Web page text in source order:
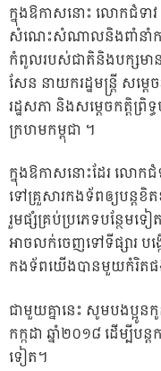
ក្នុងឱកាសនោះ​ លោកជំទា
សំណេះសំណាលនិងពាំនាំកា
កំពូលរបស់ជាតិនិងបក្សមា
សែន​ នាយករដ្ឋមន្រ្តី សម្
រដ្ឋសភា​ និងសម្តេចកត្តិព្
ក្រហមកម្ពុជា​ ។
ក្នុងឱកាសនោះដែរ​ លោកជំ
ទៅគ្រួសារកងទ័ពឲ្យបន្តខិ
រួមផ្សំគ្រប់ប្រភេទបន្ថែមទៀ
អាចលក់ចេញទៅទីផ្សារ ប
កងទ័ពយើងបានមួយកំរិតផ
ជាមួយគ្នានេះ​ សូមបងប្អូន
កក្កដា​ ឆ្នាំ២០១៨​ ដើម្បីបន្
ទៀត។